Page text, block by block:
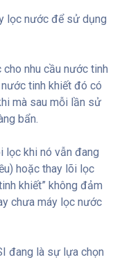
lọc nước để sử dụng
nhu cầu nước tinh
tinh khiết đó có
mà sau mỗi lần sử
bẩn.
lọc khi nó vẫn đang
hoặc thay lõi lọc
khiết” không đảm
chưa máy lọc nước
đang là sự lựa chọn